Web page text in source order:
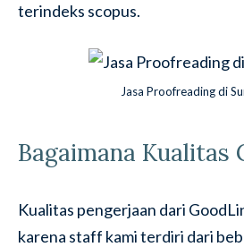
terindeks scopus.
Jasa Proofreading di
Bagaimana Kualitas
Kualitas pengerjaan dari
karena staff kami terdiri dari